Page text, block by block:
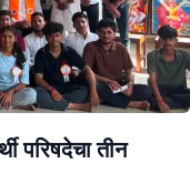
परिषदेचा तीन